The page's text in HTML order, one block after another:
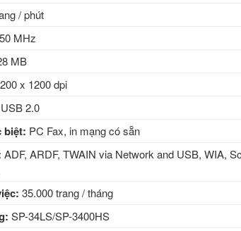
/ phút
MHz
MB
x 1200 dpi
USB 2.0
biệt: PC Fax, in mạng có sẵn
ADF, ARDF, TWAIN via Network and USB, WIA,
35.000 trang / tháng
SP-34LS/SP-3400HS